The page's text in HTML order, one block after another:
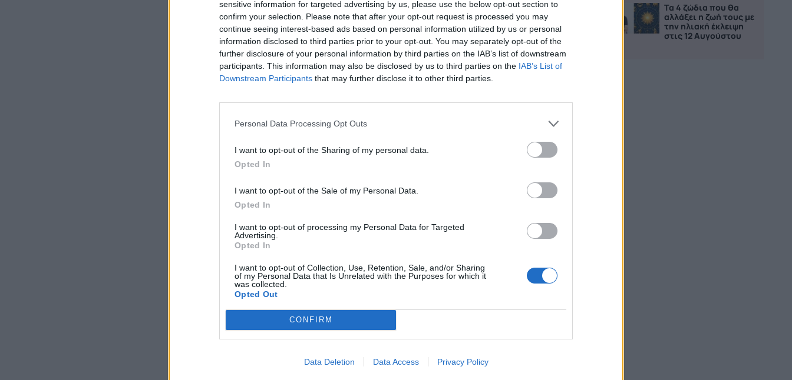
sensitive information for targeted advertising by us, please use the below opt-out section to
confirm your selection. Please note that after your opt-out request is processed you may
continue seeing interest-based ads based on personal information utilized by us or personal
information disclosed to third parties prior to your opt-out. You may separately opt-out of the
further disclosure of your personal information by third parties on the IAB’s list of downstream
participants. This information may also be disclosed by us to third parties on the IAB’s List of
Downstream Participants that may further disclose it to other third parties.
Personal Data Processing Opt Outs
I want to opt-out of the Sharing of my personal data.
Opted In
I want to opt-out of the Sale of my Personal Data.
Opted In
I want to opt-out of processing my Personal Data for Targeted
Advertising.
Opted In
I want to opt-out of Collection, Use, Retention, Sale, and/or Sharing
of my Personal Data that Is Unrelated with the Purposes for which it
was collected.
Opted Out
CONFIRM
Data Deletion Data Access Privacy Policy
Τα 4 ζώδια που θα
αλλάξει η ζωή τους με
την ηλιακή έκλειψη
στις 12 Αυγούστου